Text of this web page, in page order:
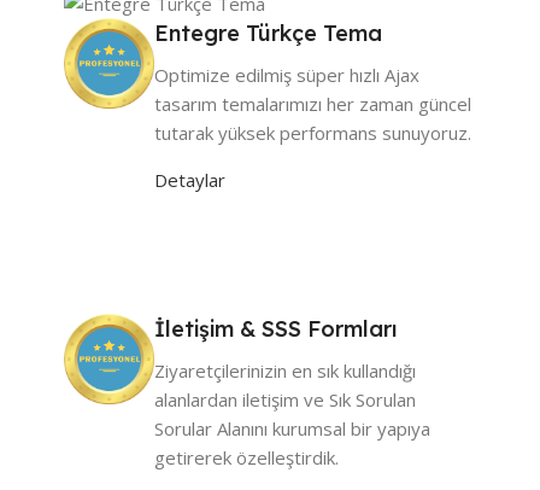
Profesyonel web tasarımlarımız, kullanıcı deneyimini ve
marka imajını güçlendirmek için kritik bir rol
oynamaktadır. Yaratıcı ve etkili web tasarımlarımız
teknik bilgiyle sanatsal dokunuşu bir araya getirerek
benzersiz ve işlevsel kurumsal bir site oluşturmayı
Entegre Türkçe Tema
Optimize edilmiş süper hızlı Ajax
tasarım temalarımızı her zaman güncel
tutarak yüksek performans sunuyoruz.
Detaylar
İletişim & SSS Formları
Ziyaretçilerinizin en sık kullandığı
alanlardan iletişim ve Sık Sorulan
Sorular Alanını kurumsal bir yapıya
getirerek özelleştirdik.